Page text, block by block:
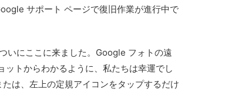
サポート ページで復旧作業が進行中で
いにここに来ました。Google フォトの遠
トからわかるように、私たちは幸運でし
は、左上の定規アイコンをタップするだけ